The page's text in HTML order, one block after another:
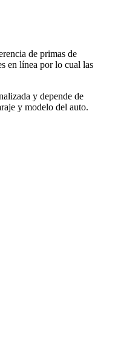
de primas de
en línea por lo cual las
y depende de
y modelo del auto.